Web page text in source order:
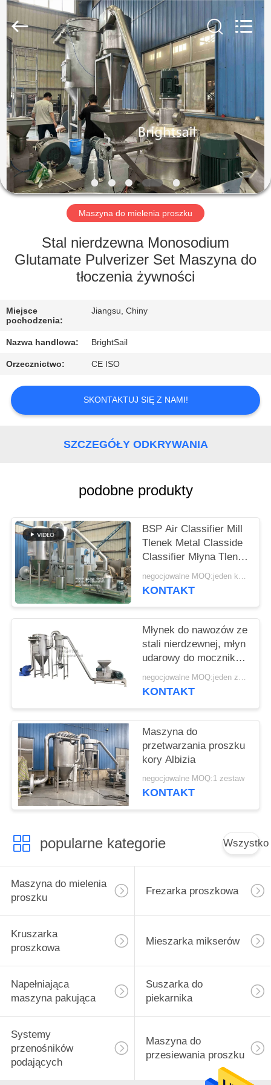
DOM
PRODUKTY
FILMY
O
NAS
WYCIECZKA
PO
FABRYCE
KONTROLA
JAKOŚCI
SKONTAKTUJ
SIĘ
SITEMAP
PRIVACY
POLICY
Jiangyin
Machinery
Co.,Ltd..
Rights
Reserved.
Maszyna do mielenia proszku
Stal nierdzewna Monosodium
Glutamate Pulverizer Set Maszyna do
tłoczenia żywności
Miejsce
pochodzenia:
Jiangsu, Chiny
Nazwa handlowa: BrightSail
Orzecznictwo: CE ISO
SKONTAKTUJ SIĘ Z NAMI!
SZCZEGÓŁY ODKRYWANIA
podobne produkty
BSP Air Classifier Mill
Tlenek Metal Classide
Classifier Młyna Tlenek
metalu ACM
GGRINDER z
negocjowalne MOQ:jeden komplet
KONTAKT
Młynek do nawozów ze
stali nierdzewnej, młyn
udarowy do mocznika
z certyfikatem CE
negocjowalne MOQ:jeden zestaw
KONTAKT
Maszyna do
przetwarzania proszku
kory Albizia
negocjowalne MOQ:1 zestaw
KONTAKT
popularne kategorie Wszystko
Maszyna do mielenia
proszku
Frezarka proszkowa
Kruszarka
proszkowa
Mieszarka mikserów
Napełniająca
maszyna pakująca
Suszarka do
piekarnika
Systemy
przenośników
podających
Maszyna do
przesiewania proszku